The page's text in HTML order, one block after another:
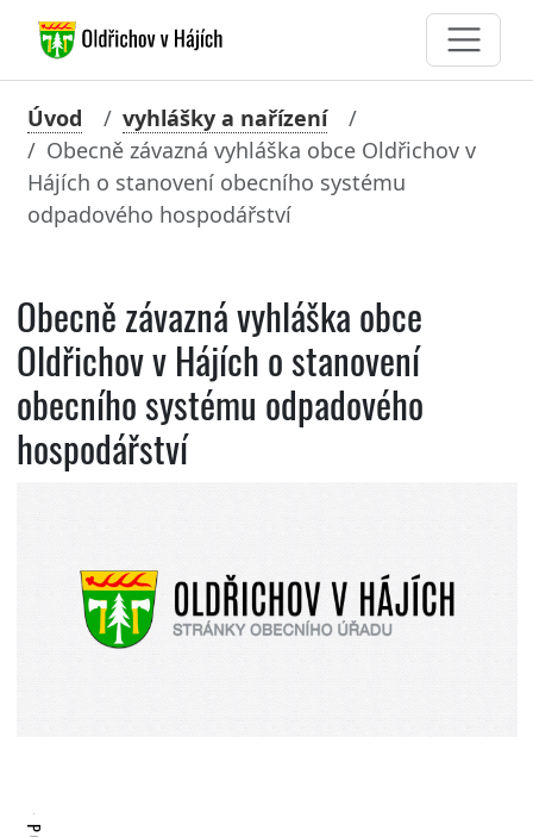
Úvod
vyhlášky a nařízení
Obecně závazná vyhláška obce Oldřichov v
Hájích o stanovení obecního systému
odpadového hospodářství
Obecně závazná vyhláška obce
Oldřichov v Hájích o stanovení
obecního systému odpadového
hospodářství